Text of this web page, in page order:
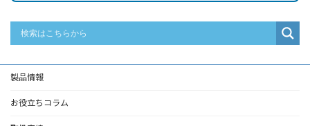
製品情報
お役立ちコラム